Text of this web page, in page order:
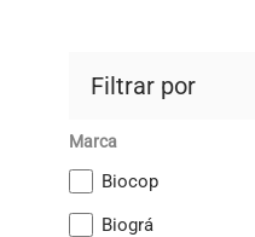
Filtrar por
Marca
Biocop
Biográ